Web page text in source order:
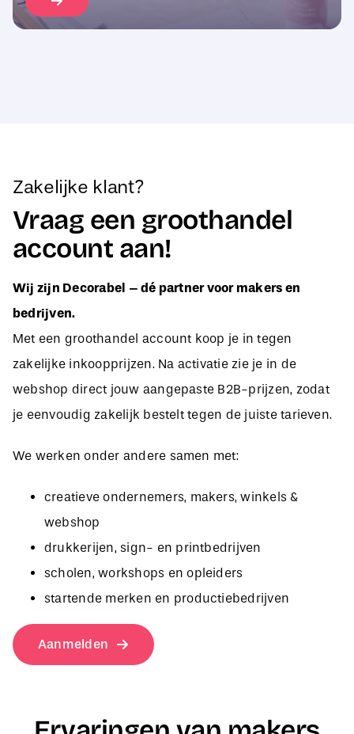
Vraag een groothandel
account aan!
Wij zijn Decorabel – dé partner voor makers en
bedrijven.
Met een groothandel account koop je in tegen
zakelijke inkoopprijzen. Na activatie zie je in de
webshop direct jouw aangepaste B2B-prijzen, zodat
je eenvoudig zakelijk bestelt tegen de juiste tarieven.
We werken onder andere samen met:
webshop
drukkerijen, sign- en printbedrijven
scholen, workshops en opleiders
startende merken en productiebedrijven